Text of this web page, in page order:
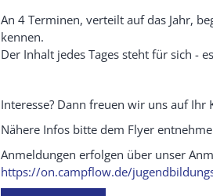
An 4 Terminen, verteilt auf das Jahr,
kennen.
Der Inhalt jedes Tages steht für sich -
Interesse? Dann freuen wir uns auf Ihr
Nähere Infos bitte dem Flyer
Anmeldungen erfolgen über unser
https://on.campflow.de/